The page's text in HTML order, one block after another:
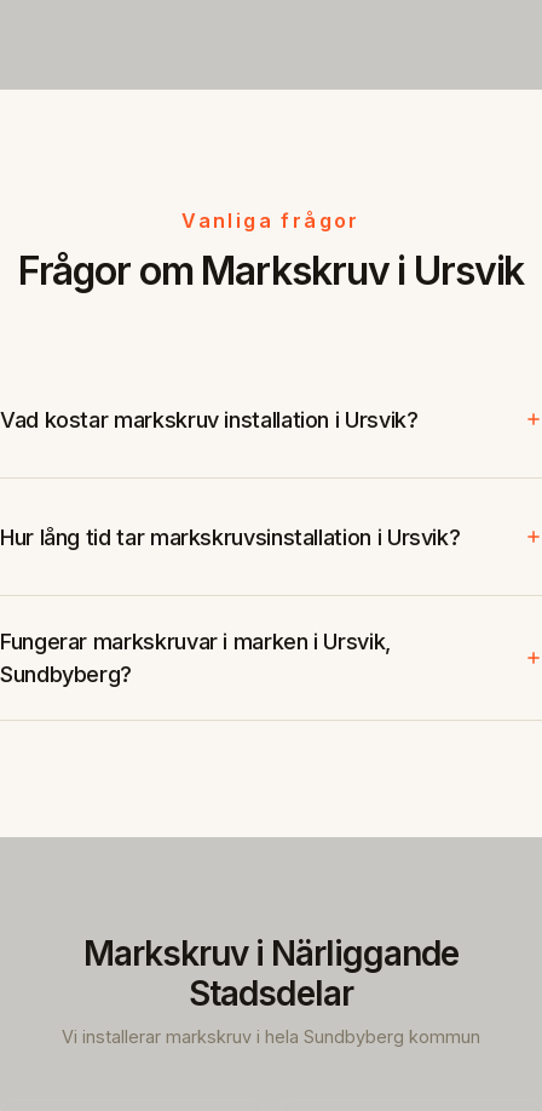
Vanliga frågor
Frågor om Markskruv i Ursvik
Vad kostar markskruv installation i Ursvik?
Hur lång tid tar markskruvsinstallation i Ursvik?
Fungerar markskruvar i marken i Ursvik,
Sundbyberg?
Markskruv i Närliggande
Stadsdelar
Vi installerar markskruv i hela Sundbyberg kommun